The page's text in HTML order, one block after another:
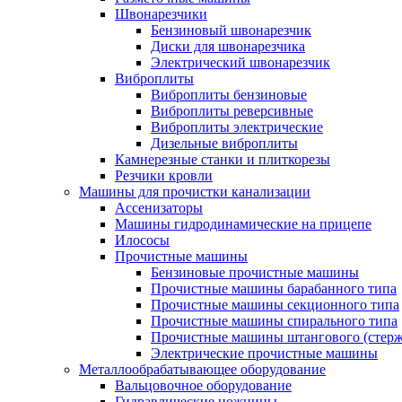
Швонарезчики
Бензиновый швонарезчик
Диски для швонарезчика
Электрический швонарезчик
Виброплиты
Виброплиты бензиновые
Виброплиты реверсивные
Виброплиты электрические
Дизельные виброплиты
Камнерезные станки и плиткорезы
Резчики кровли
Машины для прочистки канализации
Ассенизаторы
Машины гидродинамические на прицепе
Илососы
Прочистные машины
Бензиновые прочистные машины
Прочистные машины барабанного типа
Прочистные машины секционного типа
Прочистные машины спирального типа
Прочистные машины штангового
Электрические прочистные машины
Металлообрабатывающее оборудование
Вальцовочное оборудование